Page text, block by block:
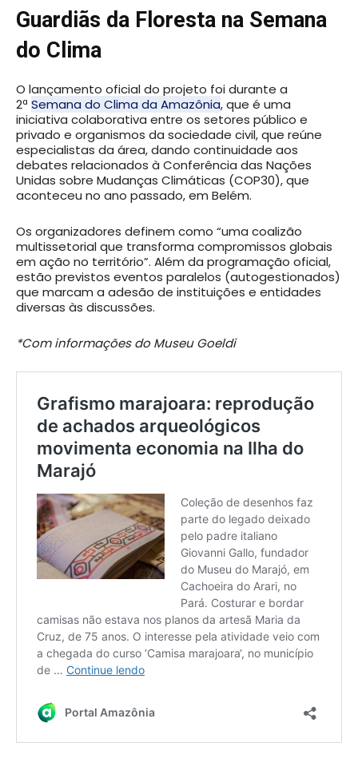
Guardiãs da Floresta na Semana
do Clima
O lançamento oficial do projeto foi durante a
2ª Semana do Clima da Amazônia, que é uma
iniciativa colaborativa entre os setores público e
privado e organismos da sociedade civil, que reúne
especialistas da área, dando continuidade aos
debates relacionados à Conferência das Nações
Unidas sobre Mudanças Climáticas (COP30), que
aconteceu no ano passado, em Belém.
Os organizadores definem como “uma coalizão
multissetorial que transforma compromissos globais
em ação no território”. Além da programação oficial,
estão previstos eventos paralelos (autogestionados)
que marcam a adesão de instituições e entidades
diversas às discussões.
*Com informações do Museu Goeldi